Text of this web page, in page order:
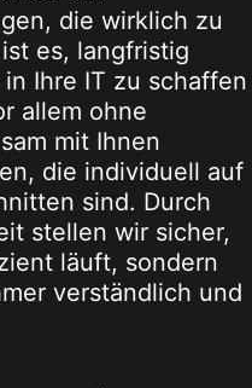
die wirklich zu
es, langfristig
Ihre IT zu schaffen
allem ohne
mit Ihnen
die individuell auf
sind. Durch
stellen wir sicher,
läuft, sondern
verständlich und